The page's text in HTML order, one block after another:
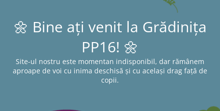
🌼 Bine ați venit la Grădinița
PP16! 🌼
Site-ul nostru este momentan indisponibil, dar rămânem
aproape de voi cu inima deschisă și cu același drag față de
copii.